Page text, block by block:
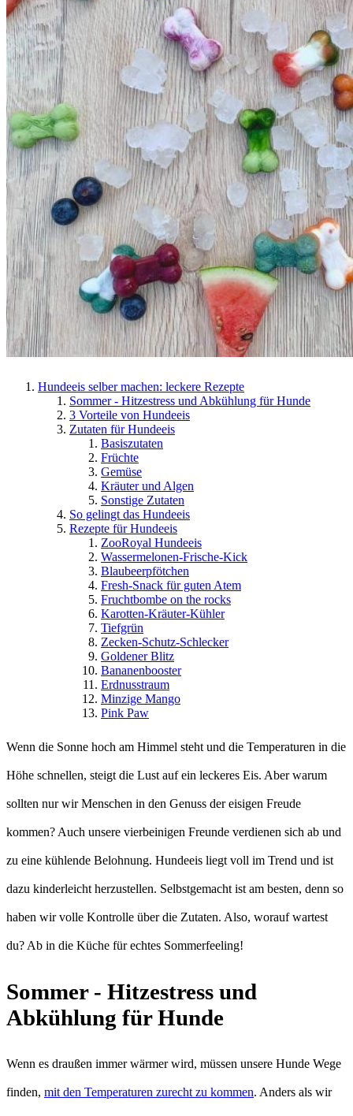
Hundeeis selber machen: leckere Rezepte
Sommer - Hitzestress und Abkühlung für Hunde
3 Vorteile von Hundeeis
Zutaten für Hundeeis
Basiszutaten
Früchte
Gemüse
Kräuter und Algen
Sonstige Zutaten
So gelingt das Hundeeis
Rezepte für Hundeeis
ZooRoyal Hundeeis
Wassermelonen-Frische-Kick
Blaubeerpfötchen
Fresh-Snack für guten Atem
Fruchtbombe on the rocks
Karotten-Kräuter-Kühler
Tiefgrün
Zecken-Schutz-Schlecker
Goldener Blitz
Bananenbooster
Erdnusstraum
Minzige Mango
Pink Paw
Wenn die Sonne hoch am Himmel steht und die Temperaturen in die
Höhe schnellen, steigt die Lust auf ein leckeres Eis. Aber warum
sollten nur wir Menschen in den Genuss der eisigen Freude
kommen? Auch unsere vierbeinigen Freunde verdienen sich ab und
zu eine kühlende Belohnung. Hundeeis liegt voll im Trend und ist
dazu kinderleicht herzustellen. Selbstgemacht ist am besten, denn so
haben wir volle Kontrolle über die Zutaten. Also, worauf wartest
du? Ab in die Küche für echtes Sommerfeeling!
Sommer - Hitzestress und
Abkühlung für Hunde
Wenn es draußen immer wärmer wird, müssen unsere Hunde Wege
finden, mit den Temperaturen zurecht zu kommen. Anders als wir